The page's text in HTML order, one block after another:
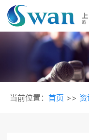
当前位置： 首页 >>